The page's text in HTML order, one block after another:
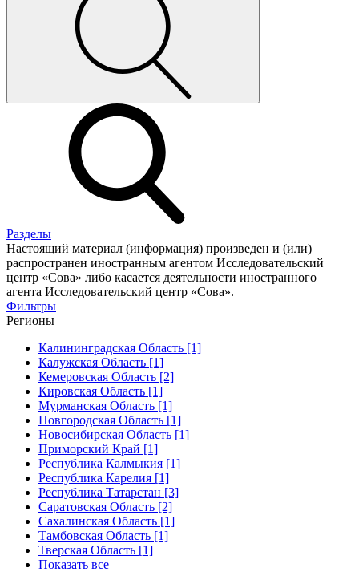
Разделы
Настоящий материал (информация) произведен и (или)
распространен иностранным агентом Исследовательский
центр «Сова» либо касается деятельности иностранного
агента Исследовательский центр «Сова».
Фильтры
Регионы
Калининградская Область [1]
Калужская Область [1]
Кемеровская Область [2]
Кировская Область [1]
Мурманская Область [1]
Новгородская Область [1]
Новосибирская Область [1]
Приморский Край [1]
Республика Калмыкия [1]
Республика Карелия [1]
Республика Татарстан [3]
Саратовская Область [2]
Сахалинская Область [1]
Тамбовская Область [1]
Тверская Область [1]
Показать все